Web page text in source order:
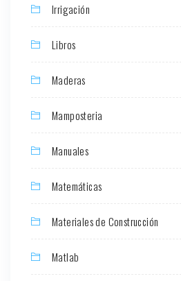
Irrigación
Libros
Maderas
Mamposteria
Manuales
Matemáticas
Materiales de Construcción
Matlab